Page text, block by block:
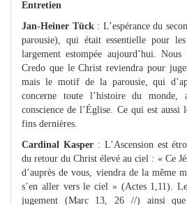
Entretien
Jan-Heiner Tück: L’espérance du
parousie), qui était essentielle pour les
largement estompée aujourd’hui. Nous
Credo que le Christ reviendra pour
mais le motif de la parousie, qui
concerne toute l’histoire du monde,
conscience de l’Église. Ce qui est aussi
fins dernières.
Cardinal Kasper: L’Ascension est
du retour du Christ élevé au ciel : « Ce
d’auprès de vous, viendra de la même
s’en aller vers le ciel » (Actes 1,11).
jugement (Marc 13, 26 //) ainsi